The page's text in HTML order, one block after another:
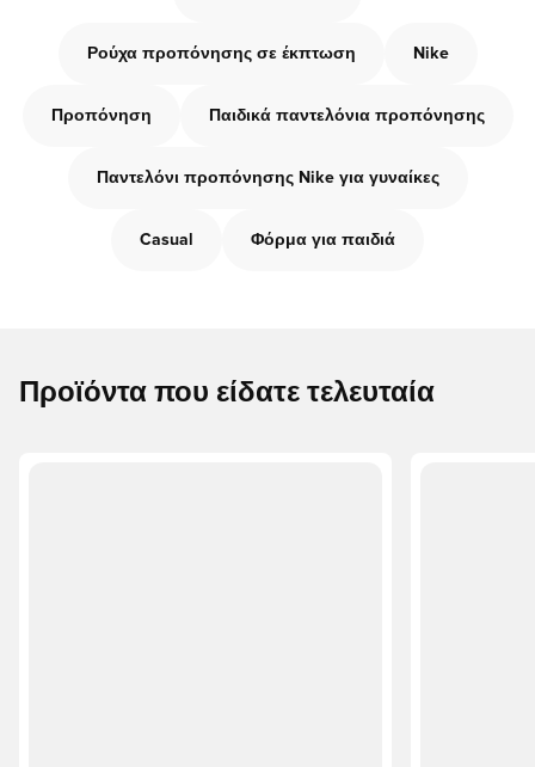
Ρούχα προπόνησης σε έκπτωση Nike
Προπόνηση Παιδικά παντελόνια προπόνησης
Παντελόνι προπόνησης Nike για γυναίκες
Casual Φόρμα για παιδιά
Προϊόντα που είδατε τελευταία